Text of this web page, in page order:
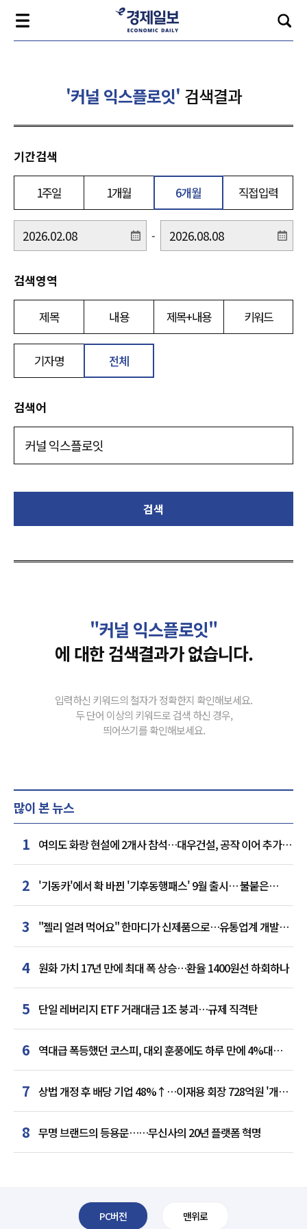
'커널 익스플로잇' 검색결과
기간검색
1주일 1개월 6개월 직접입력
-
검색영역
제목 내용 제목+내용 키워드
기자명 전체
검색어
검색
"커널 익스플로잇"
에 대한 검색결과가 없습니다.
입력하신 키워드의 철자가 정확한지 확인해보세요.
두 단어 이상의 키워드로 검색 하신 경우,
띄어쓰기를 확인해보세요.
많이 본 뉴스
1 여의도 화랑 현설에 2개사 참석…대우건설, 공작 이어 추가
거점 확보하나
2 '기동카'에서 확 바뀐 '기후동행패스' 9월 출시… 불붙은
카드사 경쟁
3
"젤리 얼려 먹어요" 한마디가 신제품으로…유통업계 개발실
된 SNS
4 원화 가치 17년 만에 최대 폭 상승…환율 1400원선 하회하나
5 단일 레버리지 ETF 거래대금 1조 붕괴…규제 직격탄
6 역대급 폭등했던 코스피, 대외 훈풍에도 하루 만에 4%대
급락
7 상법 개정 후 배당 기업 48%↑…이재용 회장 728억원 '개인
최다'
8 무명 브랜드의 등용문……무신사의 20년 플랫폼 혁명
PC버전 맨위로